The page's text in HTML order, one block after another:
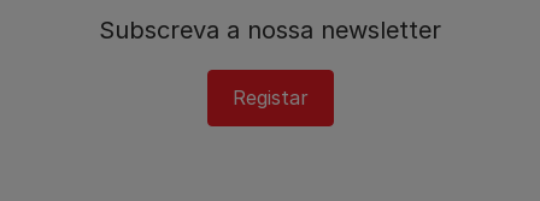
Subscreva a nossa newsletter
Registar